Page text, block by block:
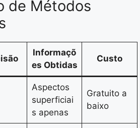
de Métodos
Informaçõ
es Obtidas
Custo
Aspectos
superficiai
s apenas
Gratuito a
baixo